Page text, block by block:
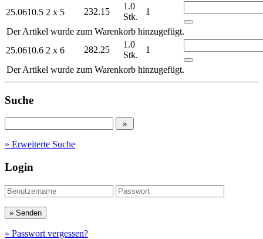
25.0610.5 2 x 5 232.15
1.0
Stk.
1
Der Artikel wurde zum Warenkorb hinzugefügt.
25.0610.6 2 x 6 282.25
1.0
Stk.
1
Der Artikel wurde zum Warenkorb hinzugefügt.
Suche
» Erweiterte Suche
Login
» Passwort vergessen?